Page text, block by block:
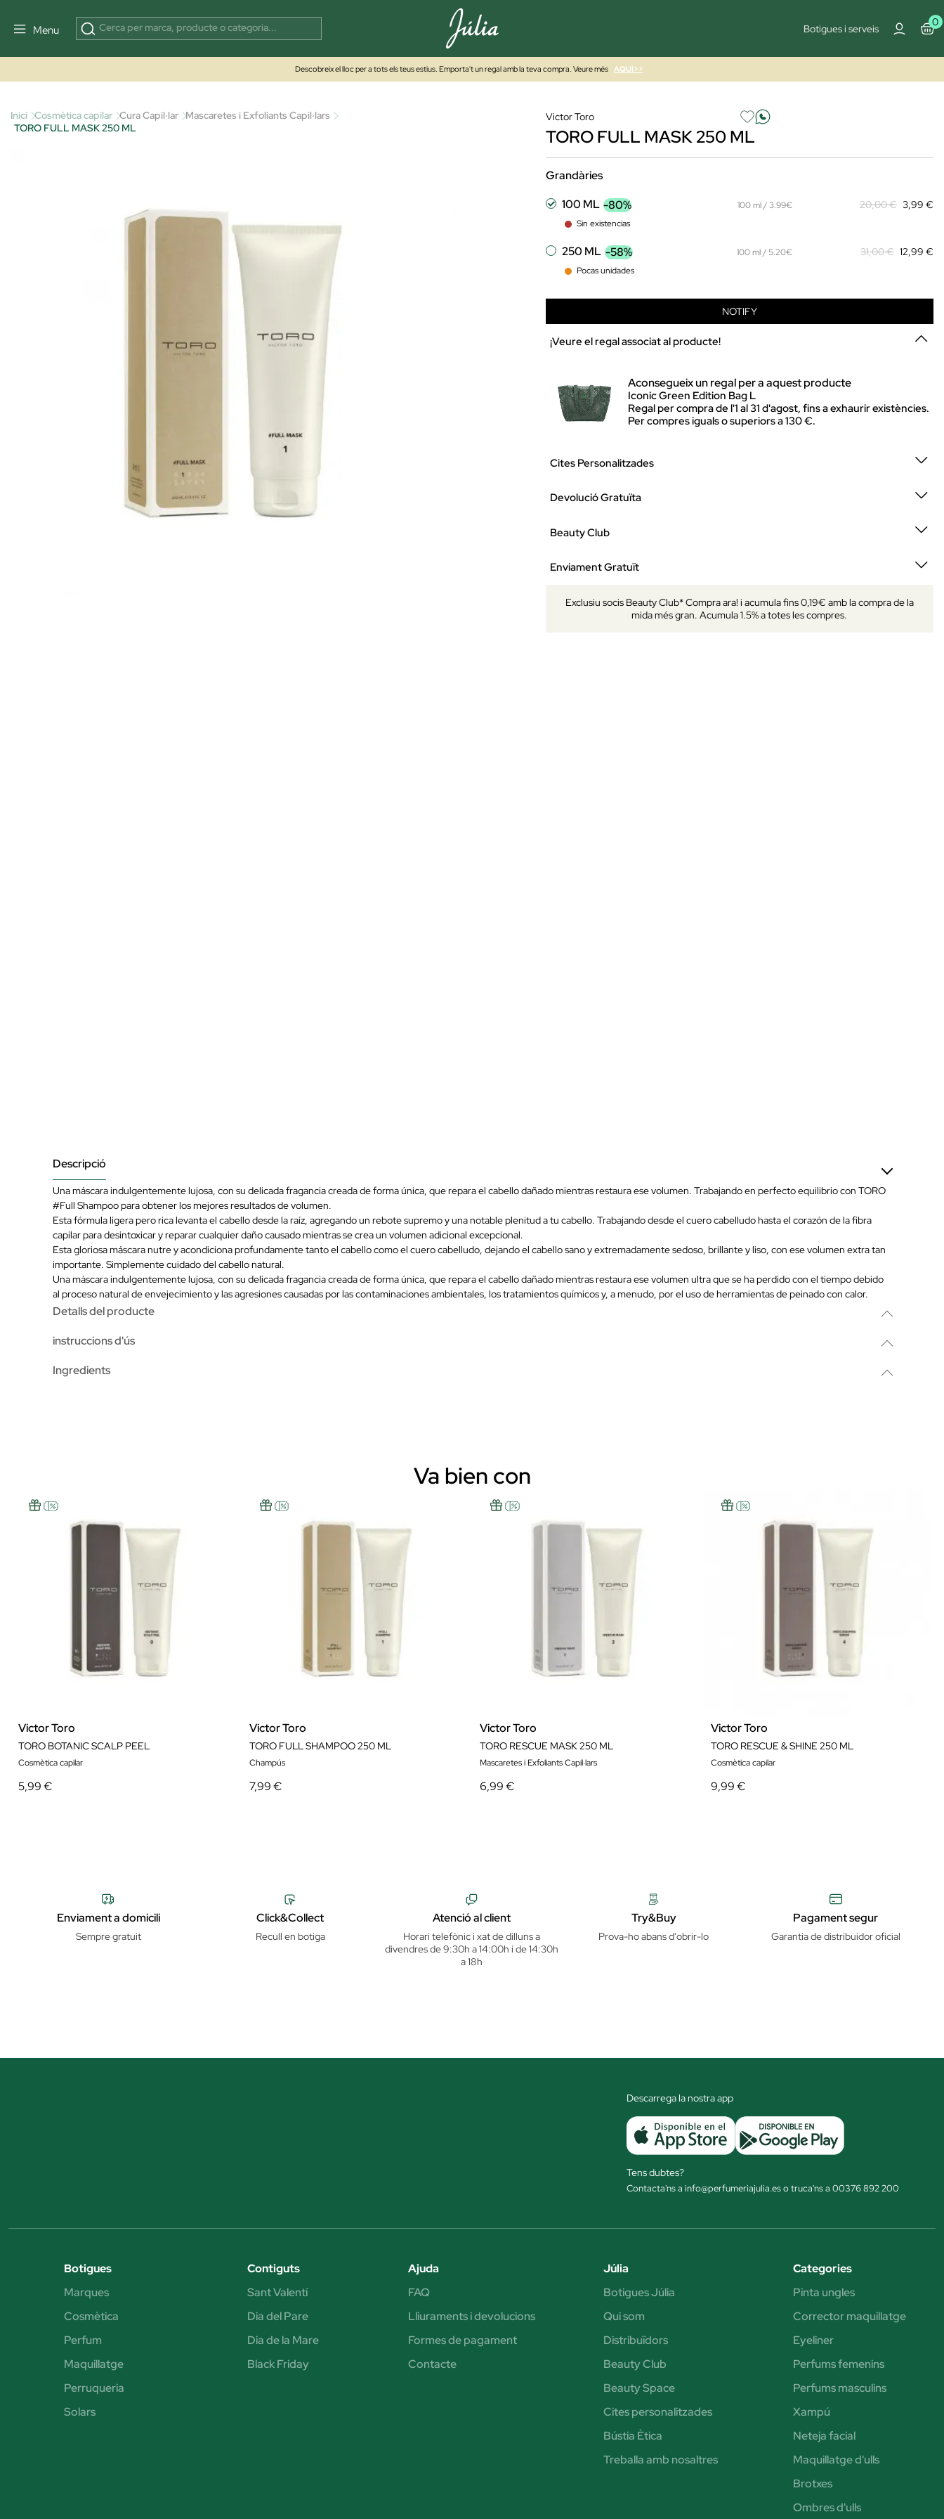
Menu Botigues i serveis
0
Descobreix el lloc per a tots els teus estius. Emporta't un regal amb la teva compra. Veure més AQUI>>
Inici Cosmètica capilar Cura Capil·lar Mascaretes i Exfoliants Capil·lars
TORO FULL MASK 250 ML
Victor Toro
TORO FULL MASK 250 ML
Grandàries
100 ML -80%
Sin existencias
100 ml / 3.99€ 20,00 € 3,99 €
250 ML -58%
Pocas unidades
100 ml / 5.20€ 31,00 € 12,99 €
NOTIFY
¡Veure el regal associat al producte!
Aconsegueix un regal per a aquest producte
Iconic Green Edition Bag L
Regal per compra de l'1 al 31 d'agost, fins a exhaurir existències.
Per compres iguals o superiors a 130 €.
Cites Personalitzades
Devolució Gratuïta
Beauty Club
Enviament Gratuït
Exclusiu socis Beauty Club* Compra ara! i acumula fins 0,19€ amb la compra de la
mida més gran. Acumula 1.5% a totes les compres.
Descripció
Una máscara indulgentemente lujosa, con su delicada fragancia creada de forma única, que repara el cabello dañado mientras restaura ese volumen. Trabajando en perfecto equilibrio con TORO
#Full Shampoo para obtener los mejores resultados de volumen.
Esta fórmula ligera pero rica levanta el cabello desde la raíz, agregando un rebote supremo y una notable plenitud a tu cabello. Trabajando desde el cuero cabelludo hasta el corazón de la fibra
capilar para desintoxicar y reparar cualquier daño causado mientras se crea un volumen adicional excepcional.
Esta gloriosa máscara nutre y acondiciona profundamente tanto el cabello como el cuero cabelludo, dejando el cabello sano y extremadamente sedoso, brillante y liso, con ese volumen extra tan
importante. Simplemente cuidado del cabello natural.
Una máscara indulgentemente lujosa, con su delicada fragancia creada de forma única, que repara el cabello dañado mientras restaura ese volumen ultra que se ha perdido con el tiempo debido
al proceso natural de envejecimiento y las agresiones causadas por las contaminaciones ambientales, los tratamientos químicos y, a menudo, por el uso de herramientas de peinado con calor.
Detalls del producte
instruccions d'ús
Ingredients
Va bien con
Victor Toro
TORO BOTANIC SCALP PEEL
Cosmètica capilar
5,99 €
Victor Toro
TORO FULL SHAMPOO 250 ML
Champús
7,99 €
Victor Toro
TORO RESCUE MASK 250 ML
Mascaretes i Exfoliants Capil·lars
6,99 €
Victor Toro
TORO RESCUE & SHINE 250 ML
Cosmètica capilar
9,99 €
Enviament a domicili
Sempre gratuit
Click&Collect
Recull en botiga
Atenció al client
Horari telefònic i xat de dilluns a
divendres de 9:30h a 14:00h i de 14:30h
a 18h
Try&Buy
Prova-ho abans d'obrir-lo
Pagament segur
Garantia de distribuidor oficial
Descarrega la nostra app
Tens dubtes?
Contacta'ns a info@perfumeriajulia.es o truca'ns a 00376 892 200
Botigues
Marques
Cosmètica
Perfum
Maquillatge
Perruqueria
Solars
Contiguts
Sant Valentí
Dia del Pare
Dia de la Mare
Black Friday
Ajuda
FAQ
Lliuraments i devolucions
Formes de pagament
Contacte
Júlia
Botigues Júlia
Qui som
Distribuïdors
Beauty Club
Beauty Space
Cites personalitzades
Bústia Ètica
Treballa amb nosaltres
Categories
Pinta ungles
Corrector maquillatge
Eyeliner
Perfums femenins
Perfums masculins
Xampú
Neteja facial
Maquillatge d'ulls
Brotxes
Ombres d'ulls